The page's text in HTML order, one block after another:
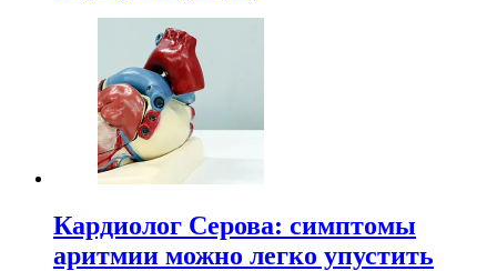
Кардиолог Серова: симптомы
аритмии можно легко упустить